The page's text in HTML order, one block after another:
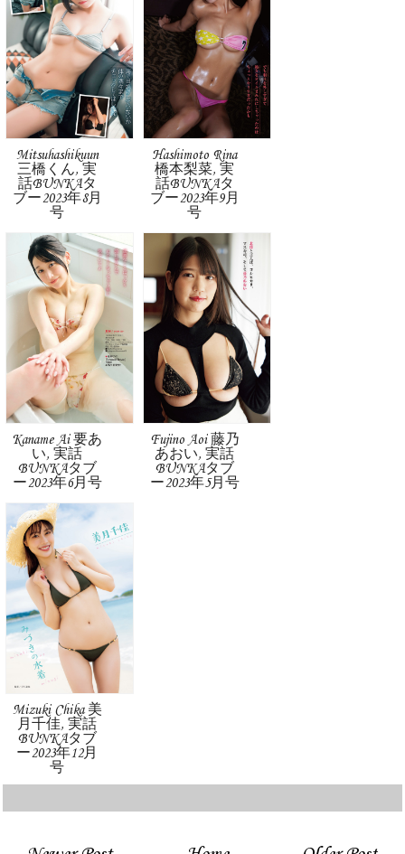
Mitsuhashikuun
三橋くん, 実
話BUNKAタ
ブー2023年8月
号
Hashimoto Rina
橋本梨菜, 実
話BUNKAタ
ブー2023年9月
号
Kaname Ai 要あ
い, 実話
BUNKAタブ
ー2023年6月号
Fujino Aoi 藤乃
あおい, 実話
BUNKAタブ
ー2023年5月号
Mizuki Chika 美
月千佳, 実話
BUNKAタブ
ー2023年12月
号